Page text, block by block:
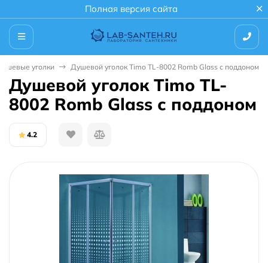
Полная версия сайта
уголки Душевой уголок Timo TL-8002 Romb Glass с поддоном
Душевой уголок Timo TL-
8002 Romb Glass с поддоном
4.2